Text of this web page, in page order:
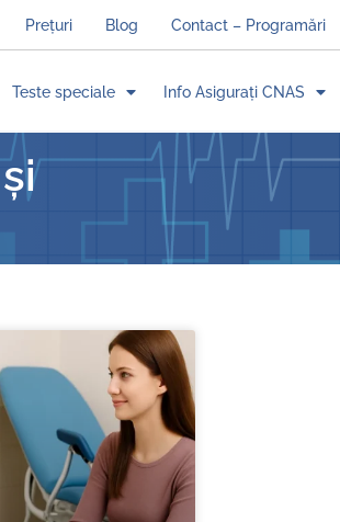
Prețuri Blog Contact – Programări
Teste speciale Info Asigurați CNAS